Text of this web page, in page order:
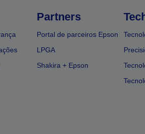
Partners
Portal de parceiros Epson
LPGA
Shakira + Epson